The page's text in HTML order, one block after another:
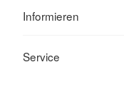
Informieren
Service